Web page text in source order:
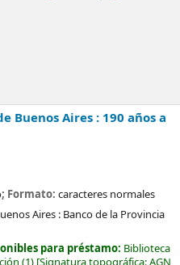
Buenos Aires : 190 años a
; Formato: caracteres normales
Aires : Banco de la Provincia
para préstamo: Biblioteca